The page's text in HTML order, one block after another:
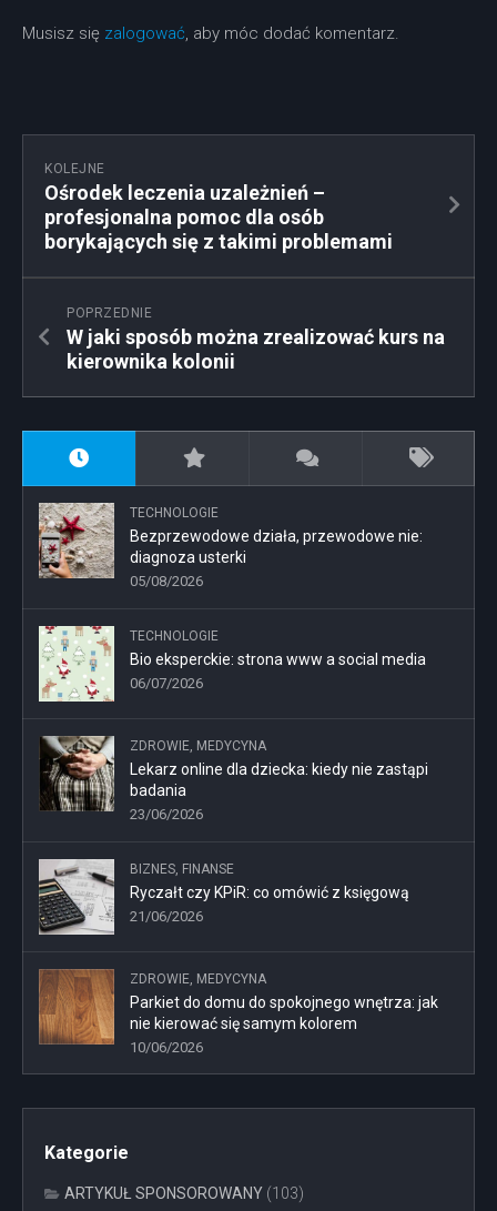
Musisz się zalogować, aby móc dodać komentarz.
KOLEJNE
Ośrodek leczenia uzależnień –
profesjonalna pomoc dla osób
borykających się z takimi problemami
POPRZEDNIE
W jaki sposób można zrealizować kurs na
kierownika kolonii
TECHNOLOGIE
Bezprzewodowe działa, przewodowe nie:
diagnoza usterki
05/08/2026
TECHNOLOGIE
Bio eksperckie: strona www a social media
06/07/2026
ZDROWIE, MEDYCYNA
Lekarz online dla dziecka: kiedy nie zastąpi
badania
23/06/2026
BIZNES, FINANSE
Ryczałt czy KPiR: co omówić z księgową
21/06/2026
ZDROWIE, MEDYCYNA
Parkiet do domu do spokojnego wnętrza: jak
nie kierować się samym kolorem
10/06/2026
Kategorie
ARTYKUŁ SPONSOROWANY (103)